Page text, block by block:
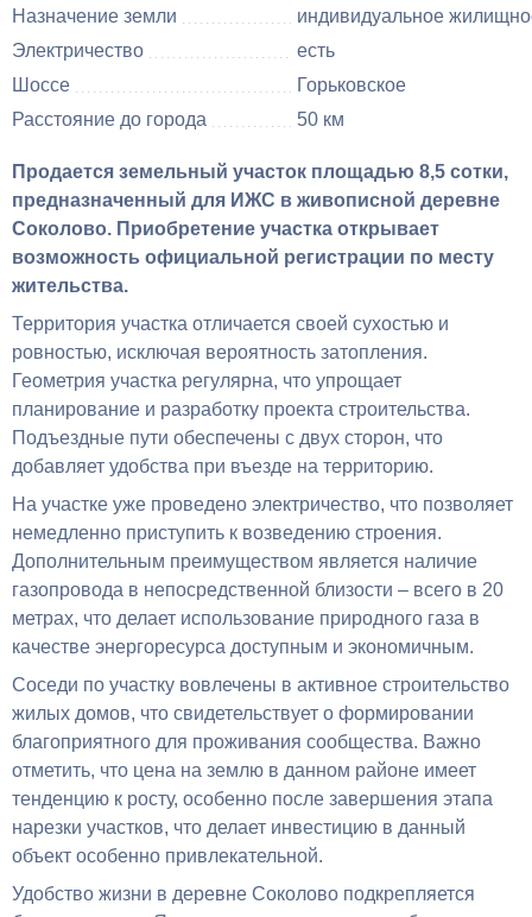
Назначение земли
индивидуальное
Электричество
есть
Шоссе
Горьковское
Расстояние до города
50 км
Продается земельный участок площадью 8,5 сотки,
предназначенный для ИЖС в живописной деревне
Соколово. Приобретение участка открывает
возможность официальной регистрации по месту
жительства.
Территория участка отличается своей сухостью и
ровностью, исключая вероятность затопления.
Геометрия участка регулярна, что упрощает
планирование и разработку проекта строительства.
Подъездные пути обеспечены с двух сторон, что
добавляет удобства при въезде на территорию.
На участке уже проведено электричество, что позволяет
немедленно приступить к возведению строения.
Дополнительным преимуществом является наличие
газопровода в непосредственной близости – всего в 20
метрах, что делает использование природного газа в
качестве энергоресурса доступным и экономичным.
Соседи по участку вовлечены в активное строительство
жилых домов, что свидетельствует о формировании
благоприятного для проживания сообщества. Важно
отметить, что цена на землю в данном районе имеет
тенденцию к росту, особенно после завершения этапа
нарезки участков, что делает инвестицию в данный
объект особенно привлекательной.
Удобство жизни в деревне Соколово подкрепляется